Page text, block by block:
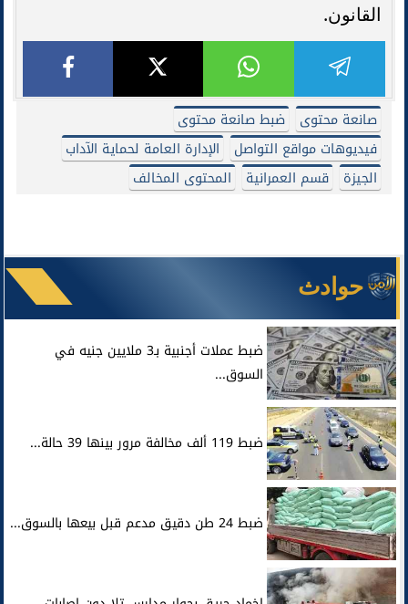
القانون.
صانعة محتوى
ضبط صانعة محتوى
فيديوهات مواقع التواصل
الإدارة العامة لحماية الآداب
الجيزة
قسم العمرانية المحتوى المخالف
حوادث
ضبط عملات أجنبية بـ3 ملايين جنيه في
السوق...
ضبط 119 ألف مخالفة مرور بينها 39 حالة...
ضبط 24 طن دقيق مدعم قبل بيعها بالسوق...